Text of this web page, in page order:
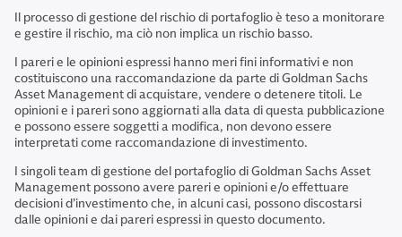
Il processo di gestione del rischio di portafoglio è teso a monitorare
e gestire il rischio, ma ciò non implica un rischio basso.
I pareri e le opinioni espressi hanno meri fini informativi e non
costituiscono una raccomandazione da parte di Goldman Sachs
Asset Management di acquistare, vendere o detenere titoli. Le
opinioni e i pareri sono aggiornati alla data di questa pubblicazione
e possono essere soggetti a modifica, non devono essere
interpretati come raccomandazione di investimento.
I singoli team di gestione del portafoglio di Goldman Sachs Asset
Management possono avere pareri e opinioni e/o effettuare
decisioni d’investimento che, in alcuni casi, possono discostarsi
dalle opinioni e dai pareri espressi in questo documento.